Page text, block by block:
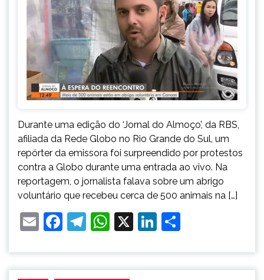
Durante uma edição do ‘Jornal do Almoço’, da RBS,
afiliada da Rede Globo no Rio Grande do Sul, um
repórter da emissora foi surpreendido por protestos
contra a Globo durante uma entrada ao vivo. Na
reportagem, o jornalista falava sobre um abrigo
voluntário que recebeu cerca de 500 animais na […]
EmailFacebook
Telegram
WhatsApp
X LinkedIn